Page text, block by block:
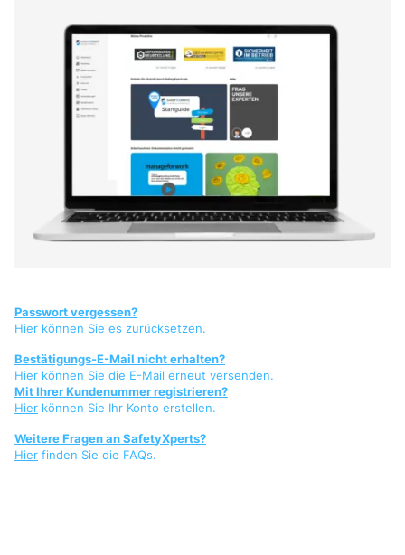
Passwort vergessen?
Hier können Sie es zurücksetzen.
Bestätigungs-E-Mail nicht erhalten?
Hier können Sie die E-Mail erneut versenden.
Mit Ihrer Kundenummer registrieren?
Hier können Sie Ihr Konto erstellen.
Weitere Fragen an SafetyXperts?
Hier finden Sie die FAQs.